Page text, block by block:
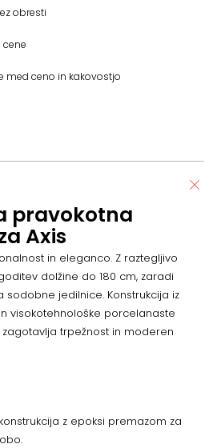
obresti
cene
med ceno in kakovostjo
pravokotna
Axis
in eleganco. Z raztegljivo
dolžine do 180 cm, zaradi
jedilnice. Konstrukcija iz
visokotehnološke porcelanaste
trpežnost in moderen
z epoksi premazom za